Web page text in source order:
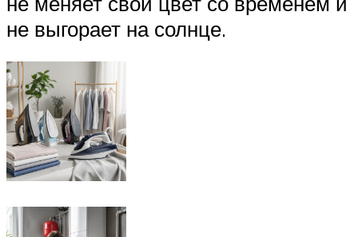
не выгорает на солнце.